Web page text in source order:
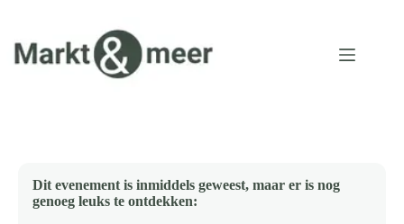
inhoud
Dit evenement is inmiddels geweest, maar er is nog
genoeg leuks te ontdekken: